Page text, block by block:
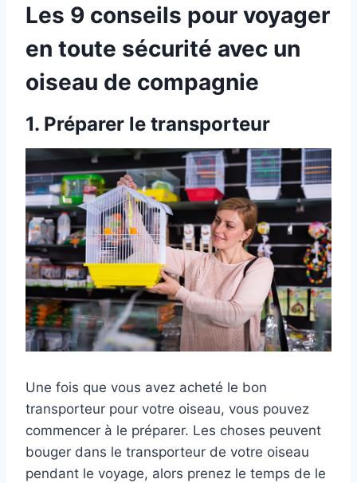
Les 9 conseils pour voyager
en toute sécurité avec un
oiseau de compagnie
1. Préparer le transporteur
Une fois que vous avez acheté le bon
transporteur pour votre oiseau, vous pouvez
commencer à le préparer. Les choses peuvent
bouger dans le transporteur de votre oiseau
pendant le voyage, alors prenez le temps de le